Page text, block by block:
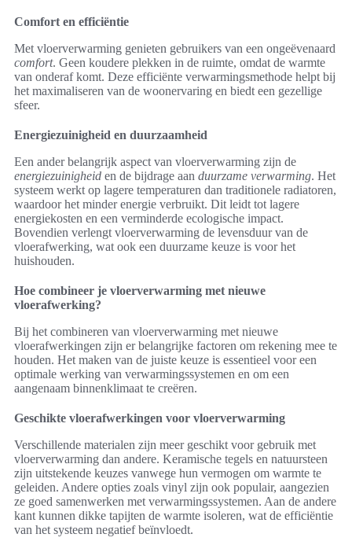
Comfort en efficiëntie
Met vloerverwarming genieten gebruikers van een ongeëvenaard
comfort. Geen koudere plekken in de ruimte, omdat de warmte
van onderaf komt. Deze efficiënte verwarmingsmethode helpt bij
het maximaliseren van de woonervaring en biedt een gezellige
sfeer.
Energiezuinigheid en duurzaamheid
Een ander belangrijk aspect van vloerverwarming zijn de
energiezuinigheid en de bijdrage aan duurzame verwarming. Het
systeem werkt op lagere temperaturen dan traditionele radiatoren,
waardoor het minder energie verbruikt. Dit leidt tot lagere
energiekosten en een verminderde ecologische impact.
Bovendien verlengt vloerverwarming de levensduur van de
vloerafwerking, wat ook een duurzame keuze is voor het
huishouden.
Hoe combineer je vloerverwarming met nieuwe
vloerafwerking?
Bij het combineren van vloerverwarming met nieuwe
vloerafwerkingen zijn er belangrijke factoren om rekening mee te
houden. Het maken van de juiste keuze is essentieel voor een
optimale werking van verwarmingssystemen en om een
aangenaam binnenklimaat te creëren.
Geschikte vloerafwerkingen voor vloerverwarming
Verschillende materialen zijn meer geschikt voor gebruik met
vloerverwarming dan andere. Keramische tegels en natuursteen
zijn uitstekende keuzes vanwege hun vermogen om warmte te
geleiden. Andere opties zoals vinyl zijn ook populair, aangezien
ze goed samenwerken met verwarmingssystemen. Aan de andere
kant kunnen dikke tapijten de warmte isoleren, wat de efficiëntie
van het systeem negatief beïnvloedt.